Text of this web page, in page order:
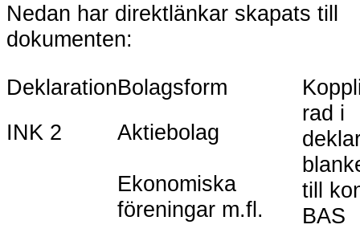
Nedan har direktlänkar skapats till
dokumenten:
DeklarationBolagsform
INK 2
Aktiebolag
rad i
till
BAS
Ekonomiska
föreningar m.fl.